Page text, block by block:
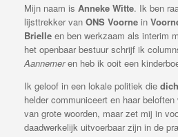
Mijn naam is Anneke Witte. Ik ben
lijsttrekker van ONS Voorne in
Brielle en ben werkzaam als interim
het openbaar bestuur schrijf ik
Aannemeren heb ik ooit een
Ik geloof in een lokale politiek die
helder communiceert en haar
van grote woorden, maar zet mij in
daadwerkelijk uitvoerbaar zijn in de